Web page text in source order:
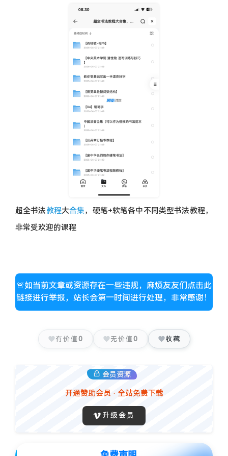
超全书法教程大合集，硬笔+软笔各中不同类型书法教程，
非常受欢迎的课程
🚨如当前文章或资源存在一些违规，麻烦友友们点击此
链接进行举报，站长会第一时间进行处理，非常感谢！
有价值 0 无价值 0 收藏
会员资源
开通赞助会员 · 全站免费下载
升级会员